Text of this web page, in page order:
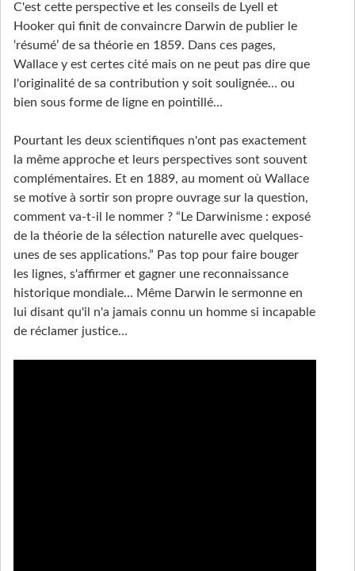
C'est cette perspective et les conseils de Lyell et
Hooker qui finit de convaincre Darwin de publier le
‘résumé’ de sa théorie en 1859. Dans ces pages,
Wallace y est certes cité mais on ne peut pas dire que
l'originalité de sa contribution y soit soulignée… ou
bien sous forme de ligne en pointillé…
Pourtant les deux scientifiques n'ont pas exactement
la même approche et leurs perspectives sont souvent
complémentaires. Et en 1889, au moment où Wallace
se motive à sortir son propre ouvrage sur la question,
comment va-t-il le nommer ? “Le Darwinisme : exposé
de la théorie de la sélection naturelle avec quelques-
unes de ses applications.” Pas top pour faire bouger
les lignes, s'affirmer et gagner une reconnaissance
historique mondiale… Même Darwin le sermonne en
lui disant qu'il n'a jamais connu un homme si incapable
de réclamer justice…